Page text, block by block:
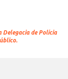
Delegacia de Polícia